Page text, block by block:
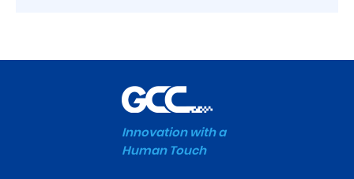
Innovation with a
Human Touch